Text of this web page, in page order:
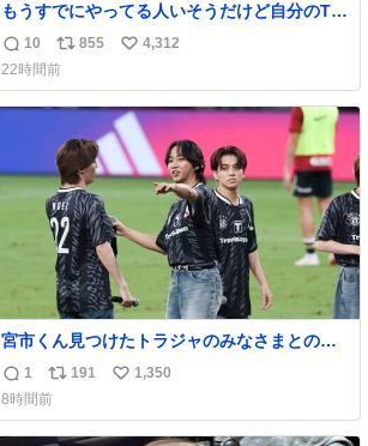
もうすでにやってる人いそうだけど自分のTL
で見かけてない
返
信
数
10
リ
ポ
ス
数
855
い
ね
数
4,312
22時間前
宮市くん見つけたトラジャのみなさまとのや
りとりが微笑ましかった…マリノス至上主義
なのでこれ見てて一気に好感度が爆上がりま
した…🥹
返
信
数
1
リ
ポ
ス
191
い
ね
1,350
8時間前